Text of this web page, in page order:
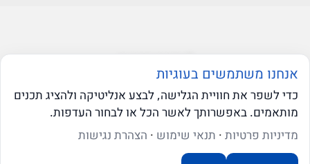
© ברקוביץ אהרוני זיו
אנחנו משתמשים בעוגיות
כדי לשפר את חוויית הגלישה, לבצע אנליטיקה ולהציג תכנים
מותאמים. באפשרותך לאשר הכל או לבחור העדפות.
מדיניות פרטיות · תנאי שימוש · הצהרת נגישות